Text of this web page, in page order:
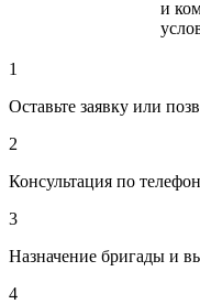
и
1
Оставьте заявку или
2
Консультация по
3
Назначение бригады и
4